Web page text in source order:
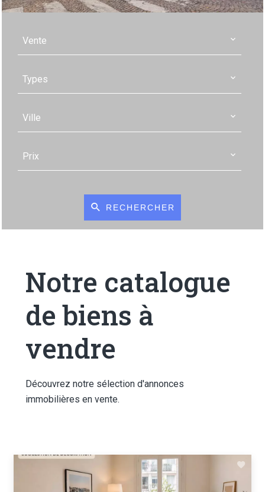
Vente
Types
Ville
Prix
RECHERCHER
Notre catalogue
de biens à
vendre
Découvrez notre sélection d'annonces
immobilières en vente.